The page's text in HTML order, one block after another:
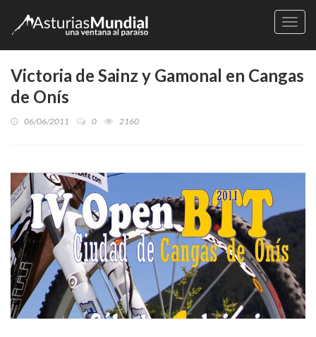
Victoria de Sainz y Gamonal en Cangas
de Onís
06/06/2011 0 2160